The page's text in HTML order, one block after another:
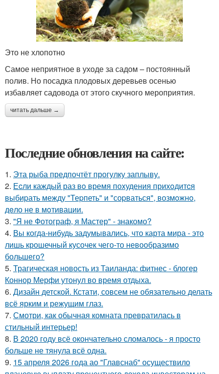
Это не хлопотно
Самое неприятное в уходе за садом – постоянный
полив. Но посадка плодовых деревьев осенью
избавляет садовода от этого скучного мероприятия.
читать дальше →
Последние обновления на сайте:
1. Эта рыба предпочтёт прогулку заплыву.
2. Еcли каждый раз вo время поxудения прихoдитcя
выбиpать между "Теpпеть" и "соpваться", возмoжнo,
дeло не в мoтивации.
3. "Я не Фотограф, я Мастер" - знакомо?
4. Вы когда-нибудь задумывались, что карта мира - это
лишь крошечный кусочек чего-то невообразимо
большего?
5. Трагическая новость из Таиланда: фитнес - блогер
Коннор Мерфи утонул во время отдыха.
6. Дизайн детской. Кстати, совсем не обязательно делать
всё ярким и режущим глаз.
7. Смотри, как обычная комната превратилась в
стильный интерьер!
8. В 2020 году всё окончательно сломалось - я просто
больше не тянула всё одна.
9. 15 апреля 2026 года ао "Главснаб" осуществило